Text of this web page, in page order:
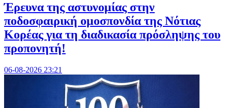
Έρευνα της αστυνομίας στην
ποδοσφαιρική ομοσπονδία της Νότιας
Κορέας για τη διαδικασία πρόσληψης του
προπονητή!
06-08-2026 23:21